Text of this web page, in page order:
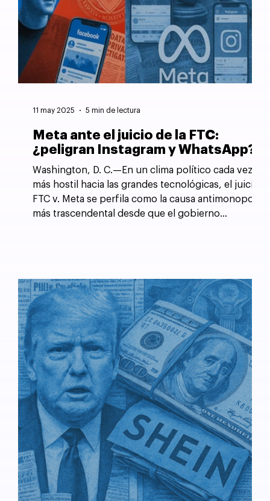
Meta ante el juicio de la FTC:
¿peligran Instagram y WhatsApp?
Washington, D. C.—En un clima político cada vez
más hostil hacia las grandes tecnológicas, el juicio
FTC v. Meta se perfila como la causa antimonopolio
más trascendental desde que el gobierno
11 may 2025 5 min de lectura